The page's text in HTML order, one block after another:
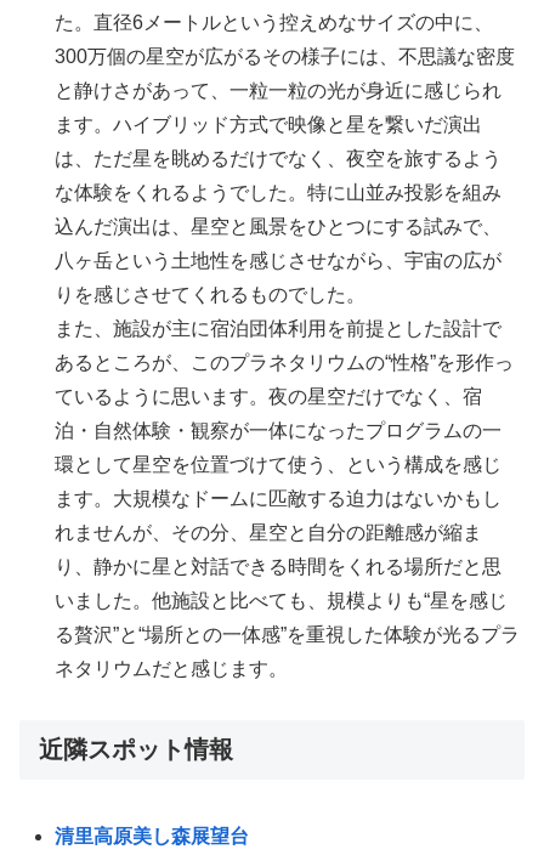
た。直径6メートルという控えめなサイズの中に、
300万個の星空が広がるその様子には、不思議な密度
と静けさがあって、一粒一粒の光が身近に感じられ
ます。ハイブリッド方式で映像と星を繋いだ演出
は、ただ星を眺めるだけでなく、夜空を旅するよう
な体験をくれるようでした。特に山並み投影を組み
込んだ演出は、星空と風景をひとつにする試みで、
八ヶ岳という土地性を感じさせながら、宇宙の広が
りを感じさせてくれるものでした。
また、施設が主に宿泊団体利用を前提とした設計で
あるところが、このプラネタリウムの“性格”を形作っ
ているように思います。夜の星空だけでなく、宿
泊・自然体験・観察が一体になったプログラムの一
環として星空を位置づけて使う、という構成を感じ
ます。大規模なドームに匹敵する迫力はないかもし
れませんが、その分、星空と自分の距離感が縮ま
り、静かに星と対話できる時間をくれる場所だと思
いました。他施設と比べても、規模よりも“星を感じ
る贅沢”と“場所との一体感”を重視した体験が光るプラ
ネタリウムだと感じます。
近隣スポット情報
清里高原美し森展望台